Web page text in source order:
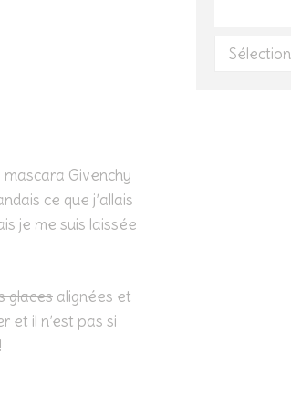
mascara Givenchy
ce que j’allais
je me suis laissée
glaces alignées et
et il n’est pas si
Archives